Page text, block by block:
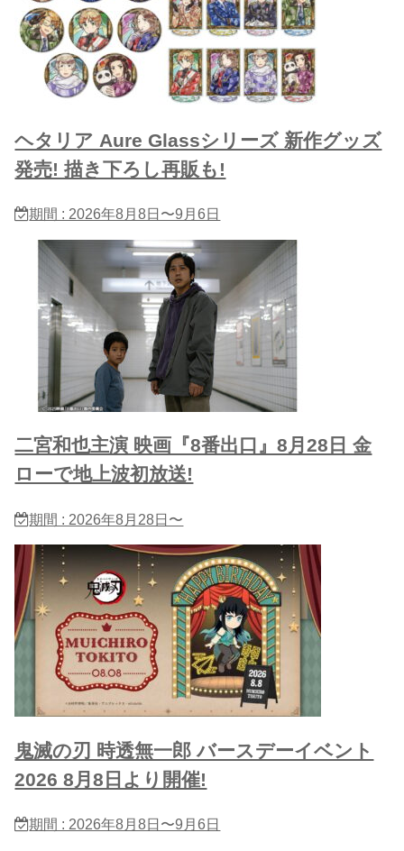
ヘタリア Aure Glassシリーズ 新作グッズ
発売! 描き下ろし再販も!
期間 : 2026年8月8日〜9月6日
二宮和也主演 映画『8番出口』8月28日 金
ローで地上波初放送!
期間 : 2026年8月28日〜
鬼滅の刃 時透無一郎 バースデーイベント
2026 8月8日より開催!
期間 : 2026年8月8日〜9月6日